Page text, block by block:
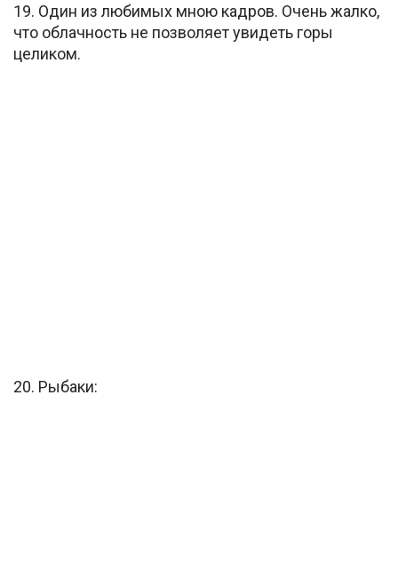
19. Один из любимых мною кадров. Очень жалко,
что облачность не позволяет увидеть горы
целиком.
20. Рыбаки: